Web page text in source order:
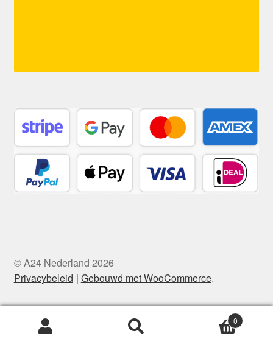
© A24 Nederland 2026
Privacybeleid
Gebouwd met WooCommerce.
Zoeken
0